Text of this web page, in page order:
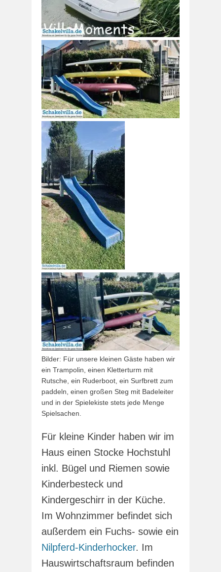
Bilder: Für unsere kleinen Gäste haben wir
ein Trampolin, einen Kletterturm mit
Rutsche, ein Ruderboot, ein Surfbrett zum
paddeln, einen großen Steg mit Badeleiter
und in der Spielekiste stets jede Menge
Spielsachen.
Für kleine Kinder haben wir im
Haus einen Stocke Hochstuhl
inkl. Bügel und Riemen sowie
Kinderbesteck und
Kindergeschirr in der Küche.
Im Wohnzimmer befindet sich
außerdem ein Fuchs- sowie ein
Nilpferd-Kinderhocker. Im
Hauswirtschaftsraum befinden